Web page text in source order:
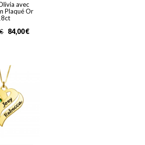
avec
Plaqué Or
€
€
84,00